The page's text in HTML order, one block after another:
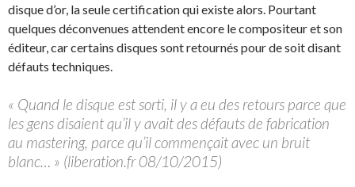
disque d’or, la seule certification qui existe alors. Pourtant
quelques déconvenues attendent encore le compositeur et son
éditeur, car certains disques sont retournés pour de soit disant
défauts techniques.
« Quand le disque est sorti, il y a eu des retours parce que
les gens disaient qu’il y avait des défauts de fabrication
au mastering, parce qu’il commençait avec un bruit
blanc… » (liberation.fr 08/10/2015)